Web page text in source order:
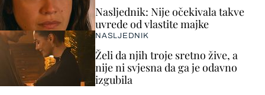
Nasljednik: Nije očekivala takve
uvrede od vlastite majke
NASLJEDNIK
Želi da njih troje sretno žive, a
nije ni svjesna da ga je odavno
izgubila